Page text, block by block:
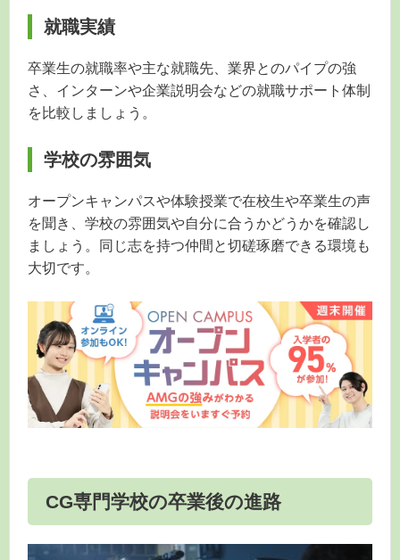
就職実績
卒業生の就職率や主な就職先、業界とのパイプの強
さ、インターンや企業説明会などの就職サポート体制
を比較しましょう。
学校の雰囲気
オープンキャンパスや体験授業で在校生や卒業生の声
を聞き、学校の雰囲気や自分に合うかどうかを確認し
ましょう。同じ志を持つ仲間と切磋琢磨できる環境も
大切です。
CG専門学校の卒業後の進路